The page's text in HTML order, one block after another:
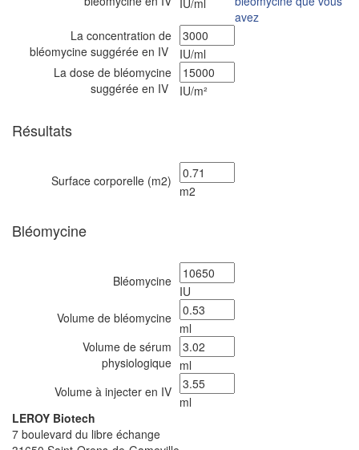
IU/ml
avez
La concentration de
bléomycine suggérée en IV
IU/ml
La dose de bléomycine
suggérée en IV
IU/m²
Résultats
Surface corporelle (m2)
m2
Bléomycine
Bléomycine
IU
Volume de bléomycine
ml
Volume de sérum
physiologique ml
Volume à injecter en IV
ml
LEROY Biotech
7 boulevard du libre échange